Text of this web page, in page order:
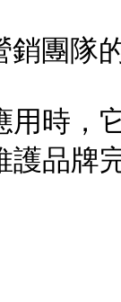
團隊
用時，
護品